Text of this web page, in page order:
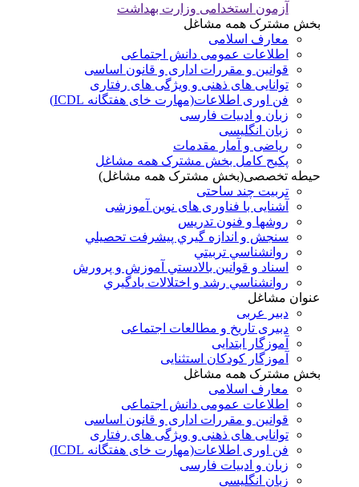
آزمون استخدامی وزارت بهداشت
بخش مشترک همه مشاغل
معارف اسلامی
اطلاعات عمومی دانش اجتماعی
قوانین و مقررات اداری و قانون اساسی
توانایی های ذهنی و ویژگی های رفتاری
فن اوری اطلاعات(مهارت خای هفتگانه ICDL)
زبان و ادبیات فارسی
زبان انگلیسی
ریاضی و آمار مقدمات
پکیج کامل بخش مشترک همه مشاغل
حیطه تخصصی(بخش مشترک همه مشاغل)
تربیت چند ساحتی
آشنایی با فناوری های نوین آموزشی
روشها و فنون تدريس
سنجش و اندازه گيري پيشرفت تحصيلي
روانشناسي تربيتي
اسناد و قوانين بالادستي آموزش و پرورش
روانشناسي رشد و اختلالات يادگيري
عنوان مشاغل
دبير عربی
دبیری تاریخ و مطالعات اجتماعی
آموزگار ابتدایی
آموزگار کودکان استثنایی
بخش مشترک همه مشاغل
معارف اسلامی
اطلاعات عمومی دانش اجتماعی
قوانین و مقررات اداری و قانون اساسی
توانایی های ذهنی و ویژگی های رفتاری
فن اوری اطلاعات(مهارت خای هفتگانه ICDL)
زبان و ادبیات فارسی
زبان انگلیسی